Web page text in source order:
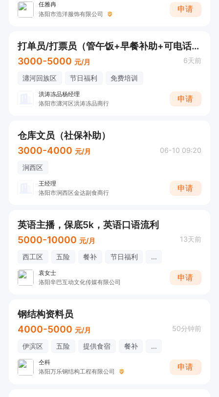
任雅冉
洛阳市浩洋服饰有限公司
申请
打单员/打票员（管午饭+早餐补助+可电话详询）
3000-5000 元/月 6天前
瀍河回族区 节日福利 免费培训
洪涛冻品杨经理
洛阳市瀍河区洪涛冻品商行
申请
仓库文员（社保补助）
3000-4000 元/月 06-10 09:20
涧西区
王经理
洛阳市涧西区金达副食商行
申请
英语主播，保底5k，英语口语流利
5000-10000 元/月 13天前
西工区 五险 餐补 节日福利 ...
袁女士
洛阳辛巴互动文化传媒有限公司
申请
钢结构资料员
4000-5000 元/月 50分钟前
伊滨区 五险 提供食宿 餐补 ...
仝科
洛阳万乐钢结构工程有限公司
申请